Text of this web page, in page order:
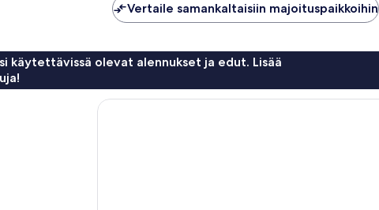
Vertaile samankaltaisiin majoituspaikkoihin
käytettävissä olevat alennukset ja edut. Lisää